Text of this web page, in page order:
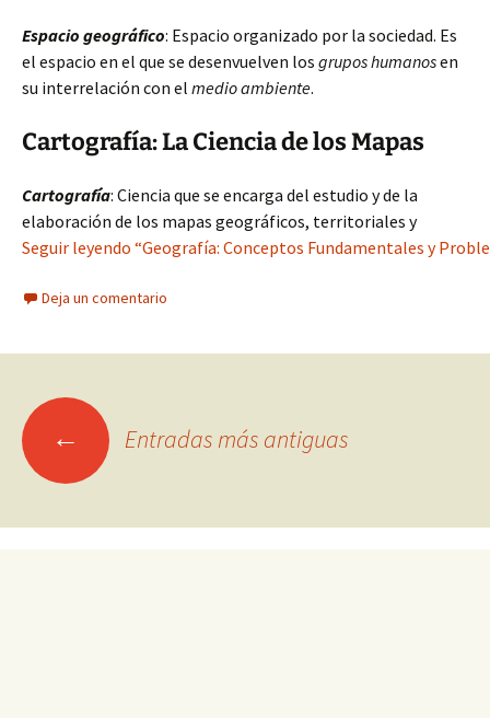
Espacio geográfico: Espacio organizado por la sociedad. Es
el espacio en el que se desenvuelven los grupos humanosen
su interrelación con el medio ambiente.
Cartografía: La Ciencia de los Mapas
Cartografía: Ciencia que se encarga del estudio y de la
elaboración de los mapas geográficos, territoriales y
Seguir leyendo “Geografía: Conceptos Fundamentales y
Deja un comentario
Ir ← Entradas más antiguas